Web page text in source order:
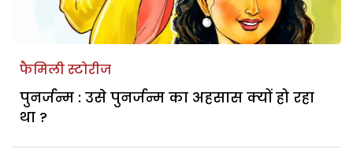
फैमिली स्टोरीज
पुनर्जन्म : उसे पुनर्जन्म का अहसास क्यों हो रहा
था ?